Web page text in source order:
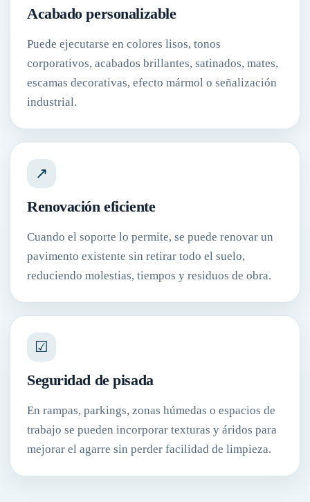
Acabado personalizable
Puede ejecutarse en colores lisos, tonos
corporativos, acabados brillantes, satinados, mates,
escamas decorativas, efecto mármol o señalización
industrial.
↗
Renovación eficiente
Cuando el soporte lo permite, se puede renovar un
pavimento existente sin retirar todo el suelo,
reduciendo molestias, tiempos y residuos de obra.
☑
Seguridad de pisada
En rampas, parkings, zonas húmedas o espacios de
trabajo se pueden incorporar texturas y áridos para
mejorar el agarre sin perder facilidad de limpieza.